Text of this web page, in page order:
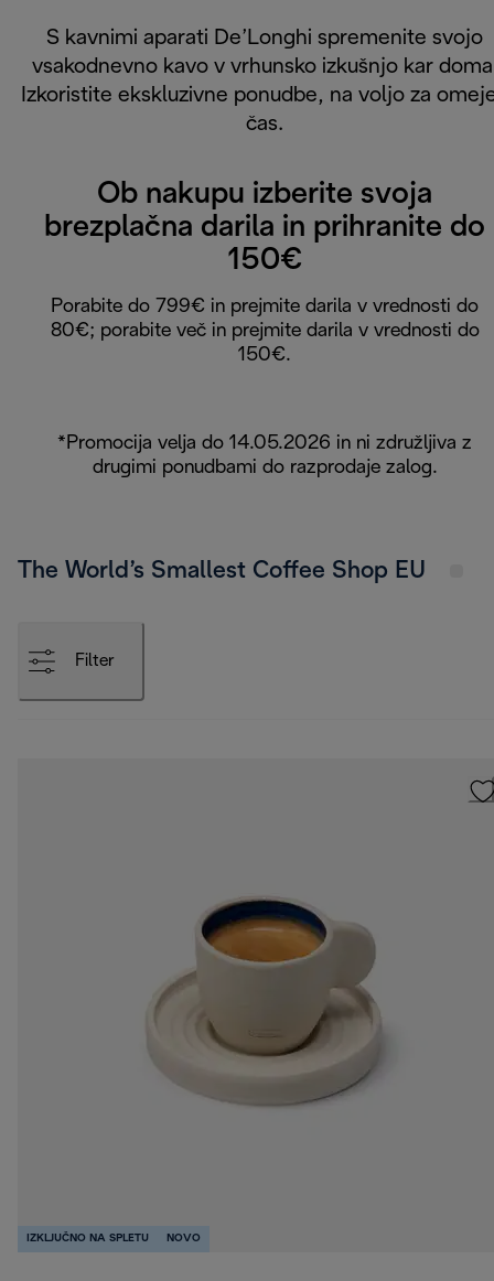
S kavnimi aparati De’Longhi spremenite svojo
vsakodnevno kavo v vrhunsko izkušnjo kar
Izkoristite ekskluzivne ponudbe, na voljo za
čas.
Ob nakupu izberite svoja
brezplačna darila in prihranite do
150€
Porabite do 799€ in prejmite darila v vrednosti do
80€; porabite več in prejmite darila v vrednosti do
150€.
*Promocija velja do 14.05.2026 in ni združljiva z
drugimi ponudbami do razprodaje zalog.
The World’s Smallest Coffee Shop EU
Filter
IZKLJUČNO NA SPLETU NOVO